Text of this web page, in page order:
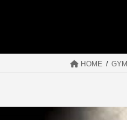
HOME GYM